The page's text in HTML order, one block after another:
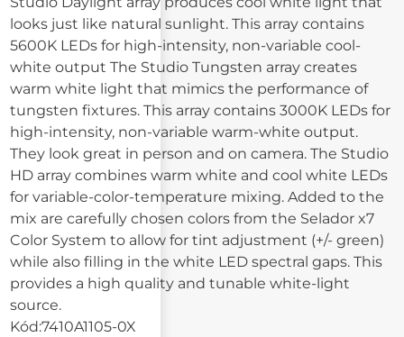
looks just like natural sunlight. This array contains
5600K LEDs for high-intensity, non-variable cool-
white output The Studio Tungsten array creates
warm white light that mimics the performance of
tungsten fixtures. This array contains 3000K LEDs for
high-intensity, non-variable warm-white output.
They look great in person and on camera. The Studio
HD array combines warm white and cool white LEDs
for variable-color-temperature mixing. Added to the
mix are carefully chosen colors from the Selador x7
Color System to allow for tint adjustment (+/- green)
while also filling in the white LED spectral gaps. This
provides a high quality and tunable white-light
source.
Kód:7410A1105-0X